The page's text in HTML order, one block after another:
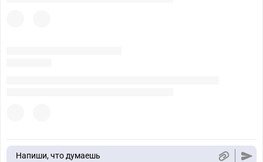
Напиши, что думаешь